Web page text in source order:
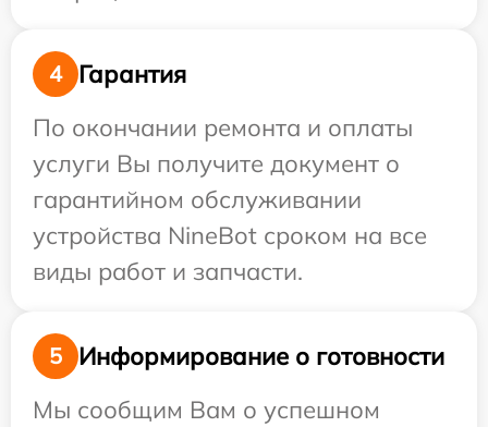
4
Гарантия
По окончании ремонта и оплаты
услуги Вы получите документ о
гарантийном обслуживании
устройства NineBot сроком на все
виды работ и запчасти.
5
Информирование о готовности
Мы сообщим Вам о успешном